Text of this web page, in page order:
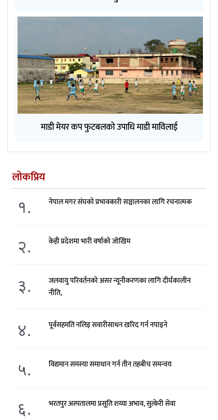
माडी मेयर कप फुटबलको उपाधि माडी माविलाई
लोकप्रिय
१. नेपाल मगर संघको प्रभावकारी सञ्चालनका लागि रचनात्मक
२. केही प्रदेशमा भारी वर्षाको जोखिम
३.
जलवायु परिवर्तनको असर न्यूनीकरणका लागि दीर्घकालीन
नीति,
४. पूर्वसहमति नलिइ सवारीसाधन खरिद गर्न नपाइने
५. विद्यमान समस्या समाधान गर्न तीन तहबीच समन्वय
६. भरतपुर अस्पतालमा प्रसूति शय्या अभाव, सुत्केरी सेवा